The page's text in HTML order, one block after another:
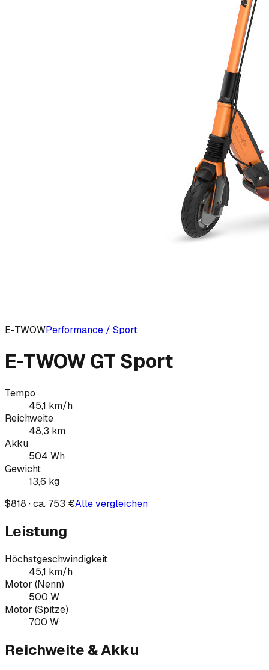
E-TWOWPerformance / Sport
E-TWOW GT Sport
Tempo
45,1 km/h
Reichweite
48,3 km
Akku
504 Wh
Gewicht
13,6 kg
$818 · ca. 753 €Alle vergleichen
Leistung
Höchstgeschwindigkeit
45,1 km/h
Motor (Nenn)
500 W
Motor (Spitze)
700 W
Reichweite & Akku